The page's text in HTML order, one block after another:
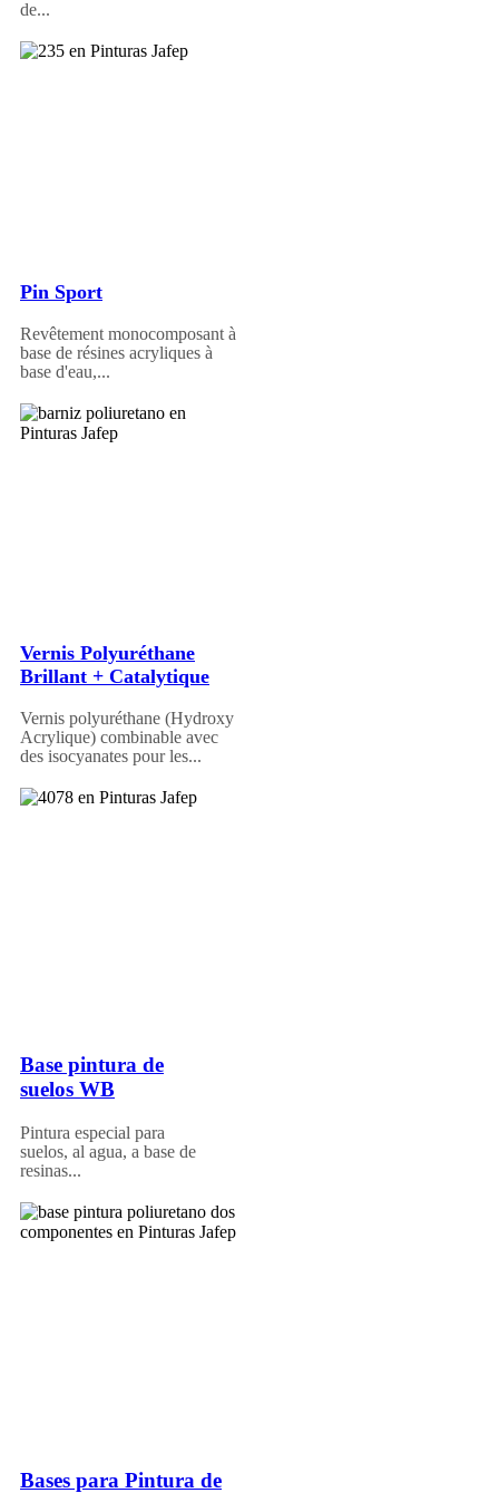
de...
Pin Sport
Revêtement monocomposant à
base de résines acryliques à
base d'eau,...
Vernis Polyuréthane
Brillant + Catalytique
Vernis polyuréthane (Hydroxy
Acrylique) combinable avec
des isocyanates pour les...
Base pintura de
suelos WB
Pintura especial para
suelos, al agua, a base de
resinas...
Bases para Pintura de